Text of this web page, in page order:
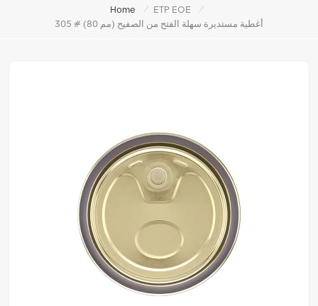
Home / ETP EOE
/
305 # (80 مم) أغطية مستديرة سهلة الفتح من الصفيح